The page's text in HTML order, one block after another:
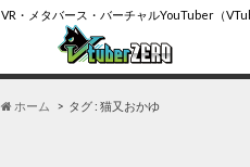
VR・メタバース・バーチャルYouTuber（
ホーム タグ : 猫又おかゆ